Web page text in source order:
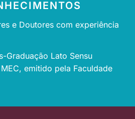
e Doutores com experiência
Graduação Lato Sensu
emitido pela Faculdade